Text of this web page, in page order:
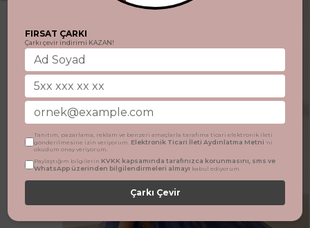
FIRSAT ÇARKI
Çarkı çevir indirimi KAZAN!
Tanıtım, pazarlama, reklam ve benzeri amaçlarla tarafıma ticari elektronik ileti
gönderilmesine izin veriyorum. Elektronik Ticari İleti Aydınlatma Metni 'ni
okudum onay veriyorum.
Paylaştığım bilgilerin KVKK kapsamında tarafınızca korunmasını, sms ve
WhatsApp üzerinden bilgilendirmeleri almayı kabul ediyorum.
Çarkı Çevir